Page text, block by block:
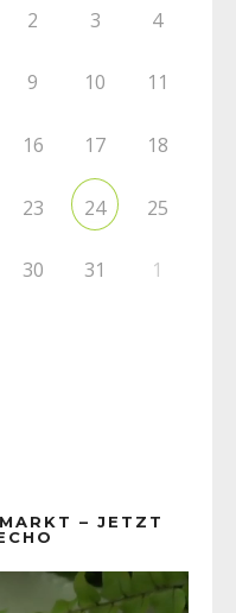
2 3 4
9 10 11
16 17 18
23 24 25
30 31 1
– JETZT